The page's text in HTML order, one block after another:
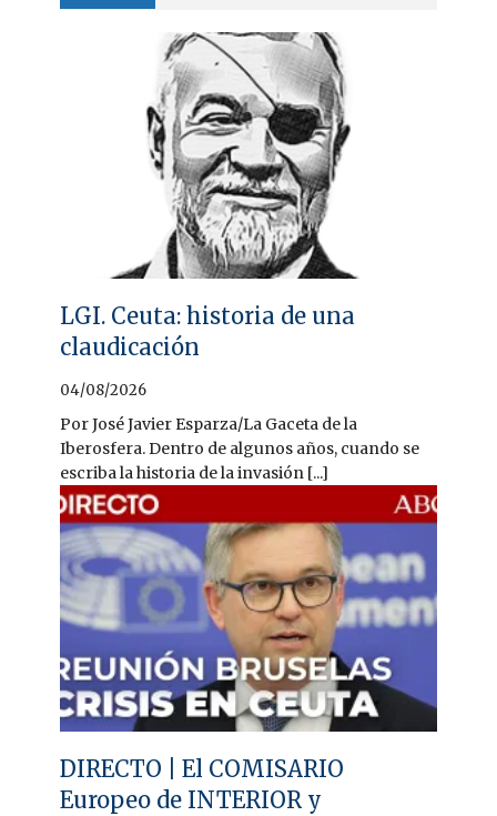
LGI. Ceuta: historia de una
claudicación
04/08/2026
Por José Javier Esparza/La Gaceta de la
Iberosfera. Dentro de algunos años, cuando se
escriba la historia de la invasión [...]
DIRECTO | El COMISARIO
Europeo de INTERIOR y